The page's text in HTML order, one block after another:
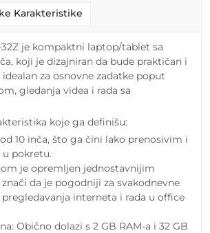
Karakteristike
32Z je kompaktni laptop/tablet sa
koji je dizajniran da bude praktičan i
idealan za osnovne zadatke poput
gledanja videa i rada sa
koje ga definišu:
10 inča, što ga čini lako prenosivim i
pokretu.
je opremljen jednostavnijim
da je pogodniji za svakodnevne
interneta i rada u office
Obično dolazi s 2 GB RAM-a i 32 GB